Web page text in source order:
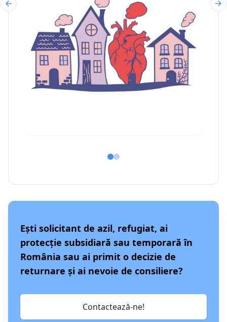
Ești solicitant de azil, refugiat, ai
protecție subsidiară sau temporară în
România sau ai primit o decizie de
returnare și ai nevoie de consiliere?
Contactează-ne!